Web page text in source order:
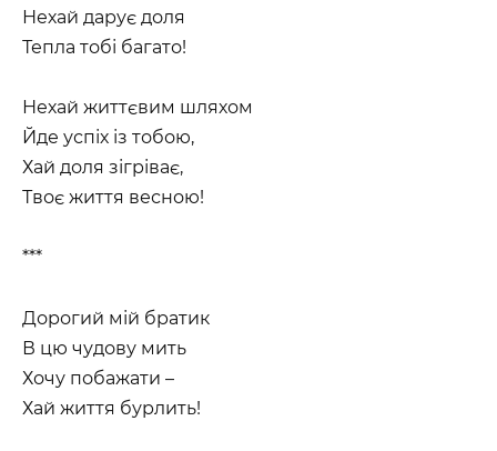
Нехай дарує доля
Тепла тобі багато!
Нехай життєвим шляхом
Йде успіх із тобою,
Хай доля зігріває,
Твоє життя весною!
***
Дорогий мій братик
В цю чудову мить
Хочу побажати –
Хай життя бурлить!